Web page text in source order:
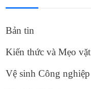
Bản tin
Kiến thức và Mẹo vặt
Vệ sinh Công nghiệp